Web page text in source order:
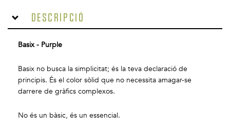
Descripció
Basix - Purple
Basix no busca la simplicitat; és la teva declaració de
principis. És el color sòlid que no necessita amagar-se
darrere de gràfics complexos.
No és un bàsic, és un essencial.